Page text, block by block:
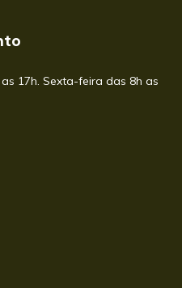
17h. Sexta-feira das 8h as